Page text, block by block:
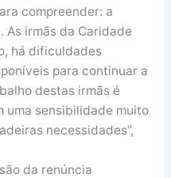
compreender: a
As irmãs da Caridade
há dificuldades
para continuar a
destas irmãs é
uma sensibilidade muito
necessidades”,
da renúncia